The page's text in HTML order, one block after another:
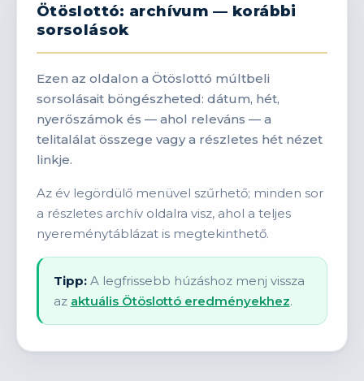
Ötöslottó: archívum — korábbi
sorsolások
Ezen az oldalon a Ötöslottó múltbeli
sorsolásait böngészheted: dátum, hét,
nyerőszámok és — ahol releváns — a
telitalálat összege vagy a részletes hét nézet
linkje.
Az év legördülő menüvel szűrhető; minden sor
a részletes archív oldalra visz, ahol a teljes
nyereménytáblázat is megtekinthető.
Tipp:A legfrissebb húzáshoz menj vissza
az aktuális Ötöslottó eredményekhez.